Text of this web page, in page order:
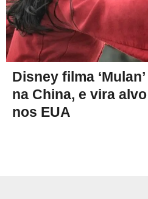
Disney filma
na China, e vira
nos EUA